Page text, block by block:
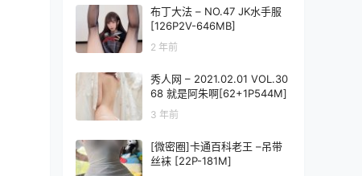
布丁大法 – NO.47 JK水手服
[126P2V-646MB]
2 年前
秀人网 – 2021.02.01 VOL.30
68 就是阿朱啊[62+1P544M]
3 年前
[微密圈]卡通百科老王 –吊带
丝袜 [22P-181M]